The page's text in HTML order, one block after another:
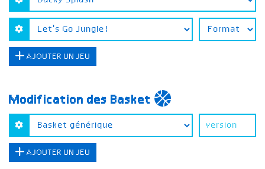
AJOUTER UN JEU
Modification des Basket
AJOUTER UN JEU